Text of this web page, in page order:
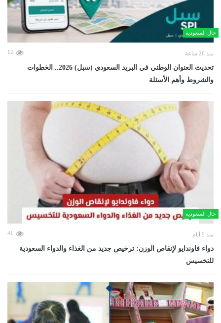
حال السعودية
منذ 20 ساعة 12
تحديث العنوان الوطني في البريد السعودي (سبل) 2026.. الخطوات
والشروط وأهم الأسئلة
حال السعودية
منذ 5 أيام 41
دواء فاوندايو لإنقاص الوزن: ترخيص جديد من الغذاء والدواء السعودية
للتخسيس